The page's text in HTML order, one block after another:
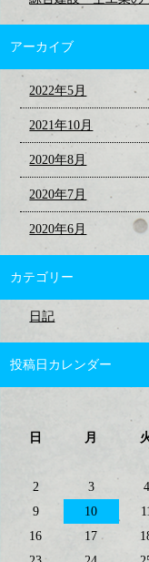
アーカイブ
2022年5月
2021年10月
2020年8月
2020年7月
2020年6月
カテゴリー
日記
投稿日カレンダー
日 月
2
3 4
9
10
16
17